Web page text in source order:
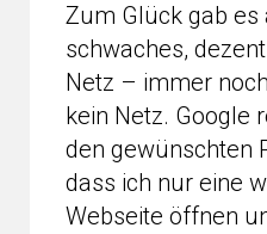
Zum Glück gab es
schwaches,
Netz – immer
kein Netz. Google
den gewünschten
dass ich nur eine
Webseite öffnen